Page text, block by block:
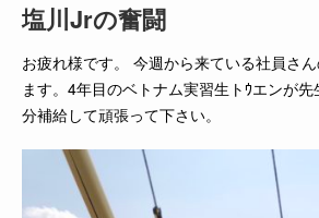
塩川Jrの奮闘
お疲れ様です。 今週から来ている社員さ
ます。4年目のベトナム実習生トｳエンが
分補給して頑張って下さい。